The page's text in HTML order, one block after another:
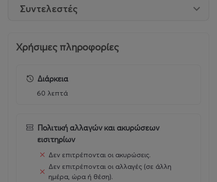
Συντελεστές
Χρήσιμες πληροφορίες
Διάρκεια
60 λεπτά
Πολιτική αλλαγών και ακυρώσεων
εισιτηρίων
Δεν επιτρέπονται οι ακυρώσεις.
Δεν επιτρέπονται οι αλλαγές (σε άλλη
ημέρα, ώρα ή θέση).